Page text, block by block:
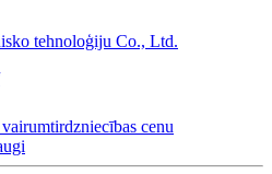
tehnoloģiju Co., Ltd.
cenu